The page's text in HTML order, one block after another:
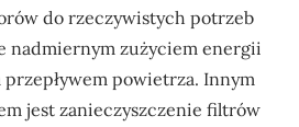
do rzeczywistych potrzeb
nadmiernym zużyciem energii
powietrza. Innym
jest zanieczyszczenie filtrów